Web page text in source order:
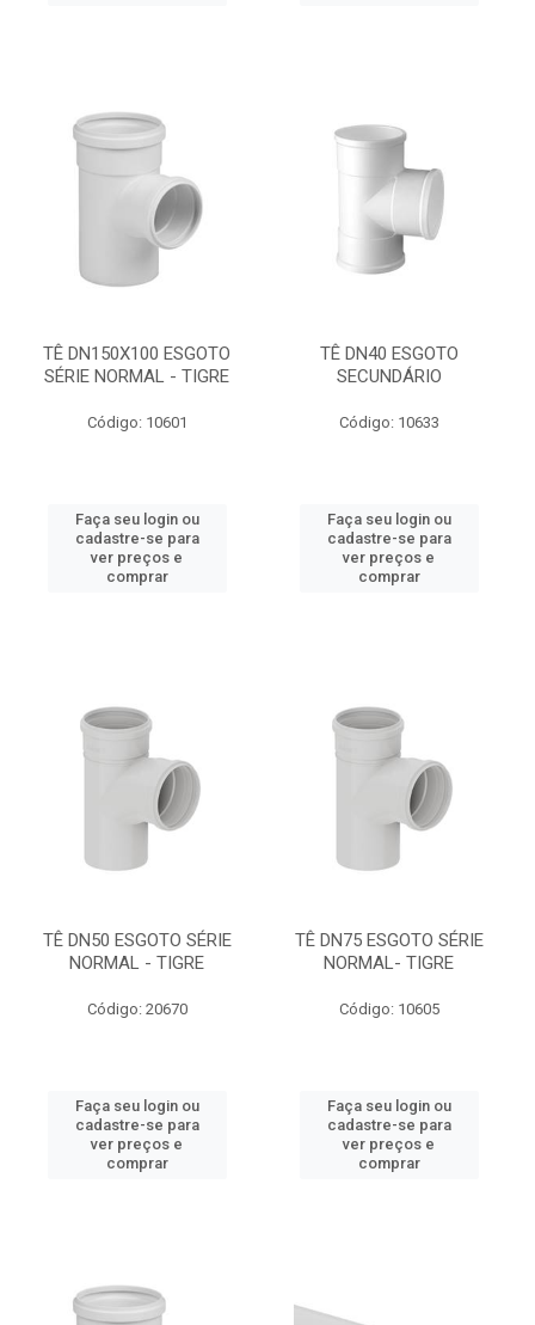
TÊ DN150X100 ESGOTO
SÉRIE NORMAL - TIGRE
Código: 10601
Faça seu login ou
cadastre-se para
ver preços e
comprar
TÊ DN40 ESGOTO
SECUNDÁRIO
Código: 10633
Faça seu login ou
cadastre-se para
ver preços e
comprar
TÊ DN50 ESGOTO SÉRIE
NORMAL - TIGRE
Código: 20670
Faça seu login ou
cadastre-se para
ver preços e
comprar
TÊ DN75 ESGOTO SÉRIE
NORMAL- TIGRE
Código: 10605
Faça seu login ou
cadastre-se para
ver preços e
comprar